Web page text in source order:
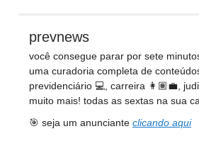
prevnews
você consegue parar por sete
uma curadoria completa de
previdenciário 💻, carreira 👩🏽‍💼,
muito mais! todas as sextas na sua
🎯 seja um anunciante clicando aqui